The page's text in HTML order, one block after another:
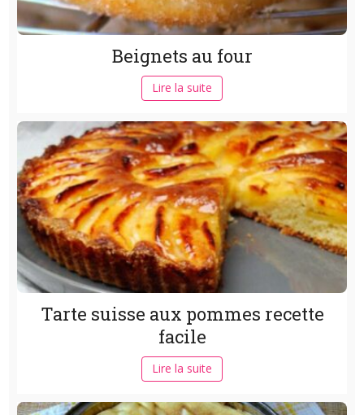
Beignets au four
Lire la suite
Tarte suisse aux pommes recette
facile
Lire la suite